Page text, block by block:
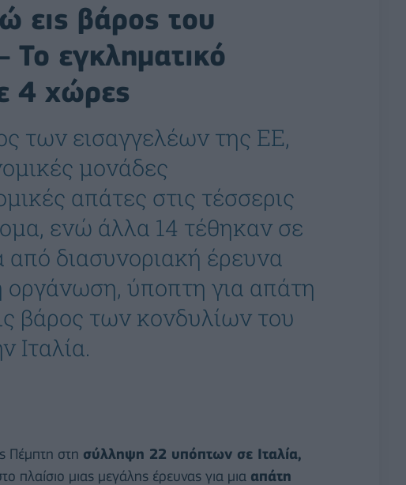
εις βάρος του
Το εγκληματικό
4 χώρες
των εισαγγελέων της ΕΕ,
μονάδες
απάτες στις τέσσερις
ενώ άλλα 14 τέθηκαν σε
από διασυνοριακή έρευνα
οργάνωση, ύποπτη για απάτη
βάρος των κονδυλίων του
Ιταλία.
Πέμπτη στη σύλληψη 22 υπόπτων σε Ιταλία,
πλαίσιο μιας μεγάλης έρευνας για μια απάτη